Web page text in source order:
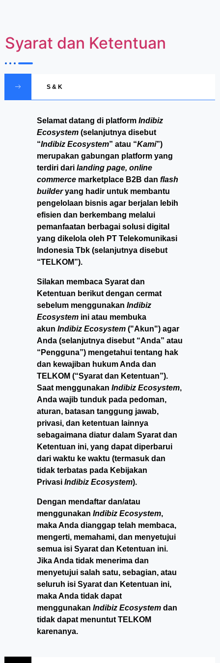
Syarat dan Ketentuan
S & K
Selamat datang di platform Indibiz
Ecosystem (selanjutnya disebut
“Indibiz Ecosystem” atau “Kami”)
merupakan gabungan platform yang
terdiri dari landing page, online
commerce marketplace B2B dan flash
builderyang hadir untuk membantu
pengelolaan bisnis agar berjalan lebih
efisien dan berkembang melalui
pemanfaatan berbagai solusi digital
yang dikelola oleh PT Telekomunikasi
Indonesia Tbk (selanjutnya disebut
“TELKOM”).
Silakan membaca Syarat dan
Ketentuan berikut dengan cermat
sebelum menggunakan Indibiz
Ecosystem ini atau membuka
akun Indibiz Ecosystem ("Akun") agar
Anda (selanjutnya disebut “Anda” atau
“Pengguna”) mengetahui tentang hak
dan kewajiban hukum Anda dan
TELKOM (“Syarat dan Ketentuan”).
Saat menggunakan Indibiz Ecosystem,
Anda wajib tunduk pada pedoman,
aturan, batasan tanggung jawab,
privasi, dan ketentuan lainnya
sebagaimana diatur dalam Syarat dan
Ketentuan ini, yang dapat diperbarui
dari waktu ke waktu (termasuk dan
tidak terbatas pada Kebijakan
Privasi Indibiz Ecosystem).
Dengan mendaftar dan/atau
menggunakan Indibiz Ecosystem,
maka Anda dianggap telah membaca,
mengerti, memahami, dan menyetujui
semua isi Syarat dan Ketentuan ini.
Jika Anda tidak menerima dan
menyetujui salah satu, sebagian, atau
seluruh isi Syarat dan Ketentuan ini,
maka Anda tidak dapat
menggunakan Indibiz Ecosystem dan
tidak dapat menuntut TELKOM
karenanya.